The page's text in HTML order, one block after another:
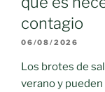
contagio
06/08/2026
Los brotes de
verano y